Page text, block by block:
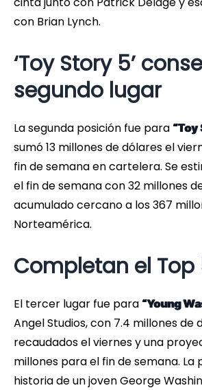
con Brian Lynch.
‘Toy Story 5’
segundo lugar
La segunda posición fue para “Toy
sumó 13 millones de dólares el
fin de semana en cartelera. Se
el fin de semana con 32 millones
acumulado cercano a los 367
Norteamérica.
Completan el Top
El tercer lugar fue para “Young
Angel Studios, con 7.4 millones de
recaudados el viernes y una
millones para el fin de semana. La
historia de un joven George